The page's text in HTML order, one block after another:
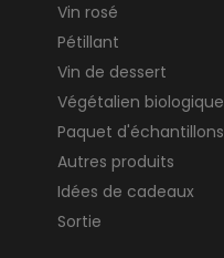
Vin rosé
Pétillant
Vin de dessert
Végétalien biologique
Paquet d'échantillons
Autres produits
Idées de cadeaux
Sortie